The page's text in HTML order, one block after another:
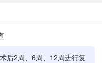
后2周、6周、12周进行复